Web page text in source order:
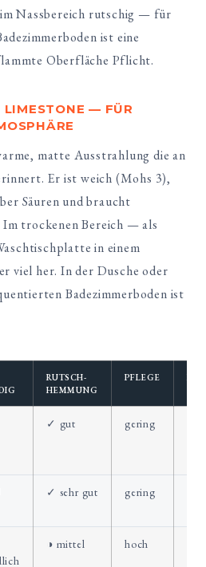
Nassbereich rutschig — für
ist eine
Oberfläche Pflicht.
LIMESTONE — FÜR
matte Ausstrahlung die an
Er ist weich (Mohs 3),
Säuren und braucht
Im trockenen Bereich — als
in einem
viel her. In der Dusche oder
Badezimmerboden ist
RUTSCH­
HEMMUNG
PFLEGE
✓ gut gering
✓ sehr gut gering
◑ mittel hoch